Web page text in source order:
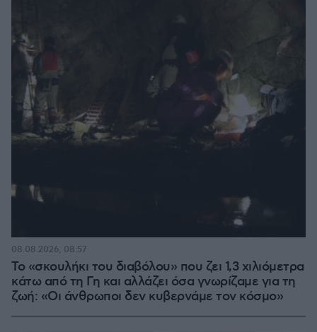
Το «σκουλήκι του διαβόλου» που ζει 1,3 χιλιόμετρα
κάτω από τη Γη και αλλάζει όσα γνωρίζαμε για τη
ζωή: «Οι άνθρωποι δεν κυβερνάμε τον κόσμο»
08.08.2026, 08:57